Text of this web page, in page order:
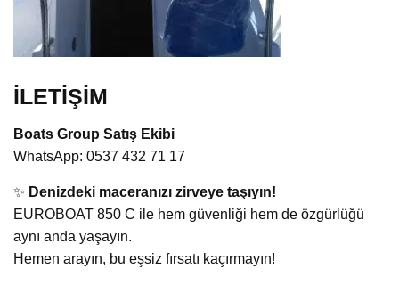
İLETİŞİM
Boats Group Satış Ekibi
WhatsApp: 0537 432 71 17
✨ Denizdeki maceranızı zirveye taşıyın!
EUROBOAT 850 C ile hem güvenliği hem de özgürlüğü
aynı anda yaşayın.
Hemen arayın, bu eşsiz fırsatı kaçırmayın!